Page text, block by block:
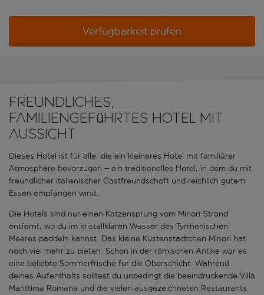
Verfügbarkeit prüfen
Freundliches,
familiengeführtes Hotel mit
Aussicht
Dieses Hotel ist für alle, die ein kleineres Hotel mit familiärer
Atmosphäre bevorzugen – ein traditionelles Hotel, in dem du mit
freundlicher italienischer Gastfreundschaft und reichlich gutem
Essen empfangen wirst.
Die Hotels sind nur einen Katzensprung vom Minori-Strand
entfernt, wo du im kristallklaren Wasser des Tyrrhenischen
Meeres paddeln kannst. Das kleine Küstenstädtchen Minori hat
noch viel mehr zu bieten. Schon in der römischen Antike war es
eine beliebte Sommerfrische für die Oberschicht. Während
deines Aufenthalts solltest du unbedingt die beeindruckende Villa
Marittima Romana und die vielen ausgezeichneten Restaurants